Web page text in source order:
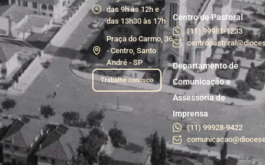
das 9h às 12h e
das 13h30 às 17h
Praça do Carmo, 36
- Centro, Santo
André - SP
Trabalhe conosco
Centro de Pastoral
(11) 99981-1233
Departamento de
Comunicação e
Assessoria de
Imprensa
(11) 99928-9422